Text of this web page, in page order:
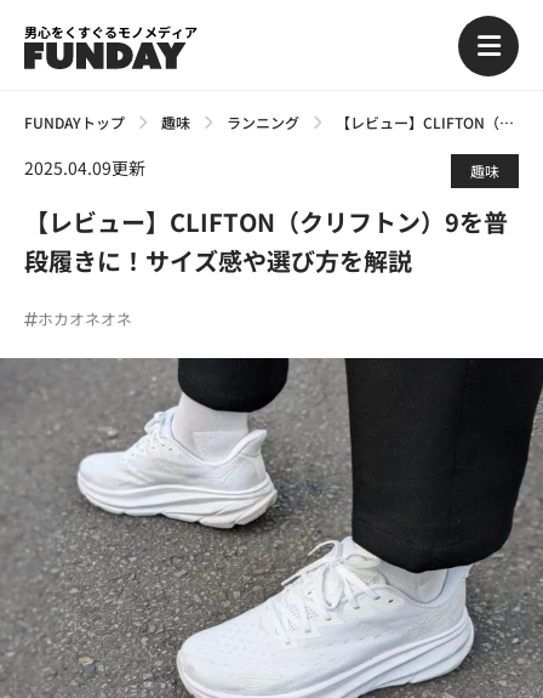
男心をくすぐるモノメディア
FUNDAYトップ 趣味 ランニング 【レビュー】CLIFTON（クリフトン）9を普段履きに！サイズ感や選び方を解説
2025.04.09更新 趣味
【レビュー】CLIFTON（クリフトン）9を普
段履きに！サイズ感や選び方を解説
ホカオネオネ